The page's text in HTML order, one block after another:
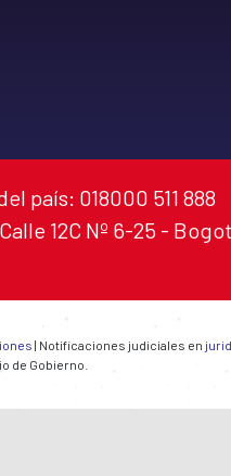
país: 018000 511 888
12C Nº 6-25 -
| Notificaciones judiciales en
de Gobierno.